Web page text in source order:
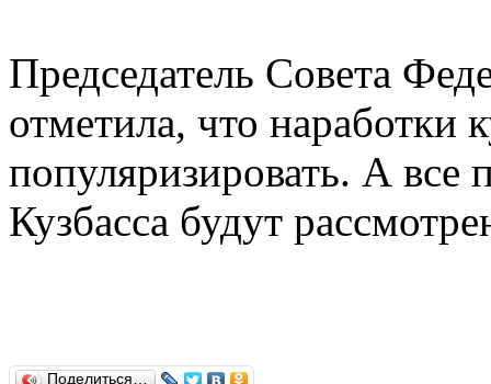
Председатель Совета
отметила, что наработки
популяризировать. А все
Кузбасса будут
Поделиться…